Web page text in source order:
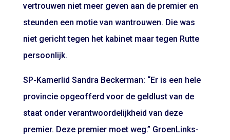
vertrouwen niet meer geven aan de premier en
steunden een motie van wantrouwen. Die was
niet gericht tegen het kabinet maar tegen Rutte
persoonlijk.
SP-Kamerlid Sandra Beckerman: “Er is een hele
provincie opgeofferd voor de geldlust van de
staat onder verantwoordelijkheid van deze
premier. Deze premier moet weg.” GroenLinks-